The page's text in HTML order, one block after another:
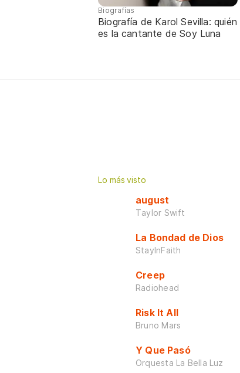
Biografías
Biografía de Karol Sevilla: quién
es la cantante de Soy Luna
Lo más visto
august
Taylor Swift
La Bondad de Dios
StayInFaith
Creep
Radiohead
Risk It All
Bruno Mars
Y Que Pasó
Orquesta La Bella Luz